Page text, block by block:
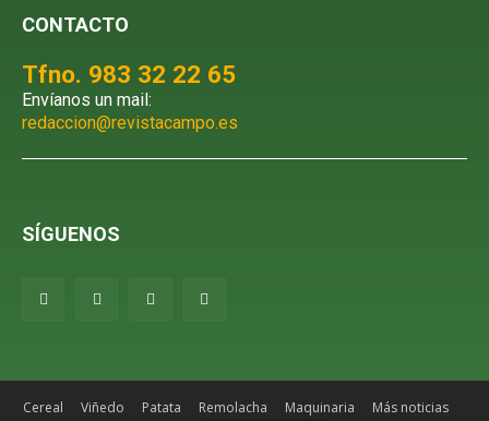
CONTACTO
Tfno. 983 32 22 65
Envíanos un mail:
redaccion@revistacampo.es
SÍGUENOS
Cereal Viñedo Patata Remolacha Maquinaria
Más noticias